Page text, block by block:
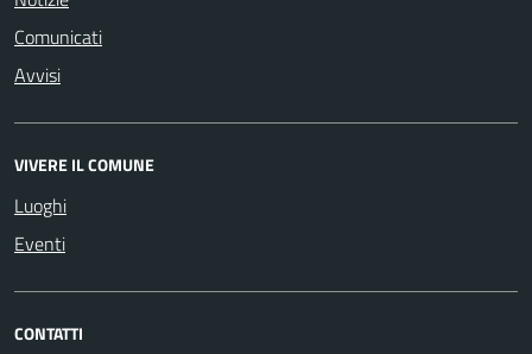
Comunicati
Avvisi
VIVERE IL COMUNE
Luoghi
Eventi
CONTATTI